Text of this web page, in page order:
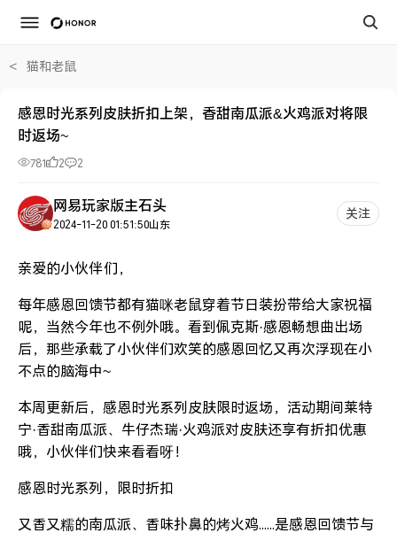
< 猫和老鼠
感恩时光系列皮肤折扣上架，香甜南瓜派&火鸡派对将限
时返场~
781 2 2
网易玩家版主石头
2024-11-20 01:51:50山东
关注
亲爱的小伙伴们，
每年感恩回馈节都有猫咪老鼠穿着节日装扮带给大家祝福
呢，当然今年也不例外哦。看到佩克斯·感恩畅想曲出场
后，那些承载了小伙伴们欢笑的感恩回忆又再次浮现在小
不点的脑海中~
本周更新后，感恩时光系列皮肤限时返场，活动期间莱特
宁·香甜南瓜派、牛仔杰瑞·火鸡派对皮肤还享有折扣优惠
哦，小伙伴们快来看看呀！
感恩时光系列，限时折扣
又香又糯的南瓜派、香味扑鼻的烤火鸡......是感恩回馈节与